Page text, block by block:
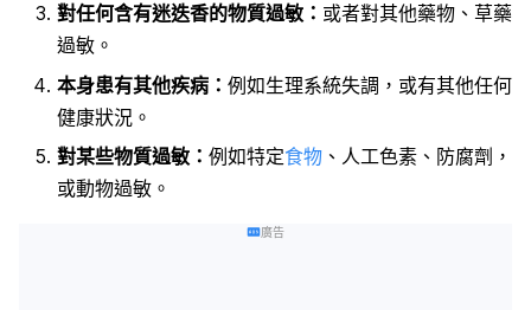
對任何含有迷迭香的物質過敏： 或者對其他藥物、草藥
過敏。
本身患有其他疾病： 例如生理系統失調，或有其他任何
健康狀況。
對某些物質過敏： 例如特定食物 、人工色素、防腐劑，
或動物過敏。
廣告